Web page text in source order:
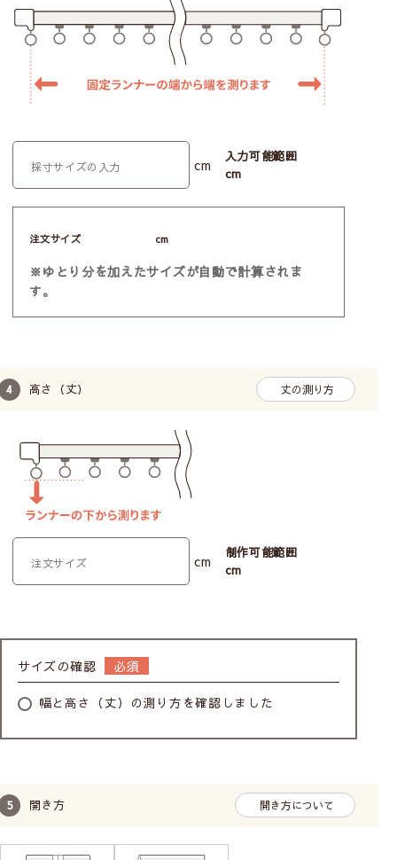
cm
入力可能範囲
cm
注文サイズ cm
※ゆとり分を加えたサイズが自動で計算されま
す。
高さ（丈） 丈の測り方
cm
制作可能範囲
cm
サイズの確認
幅と高さ（丈）の測り方を確認しました
開き方 開き方について